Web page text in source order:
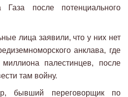
Газа после потенциального
лица заявили, что у них нет
анклава, где
палестинцев, после
там войну.
бывший переговорщик по